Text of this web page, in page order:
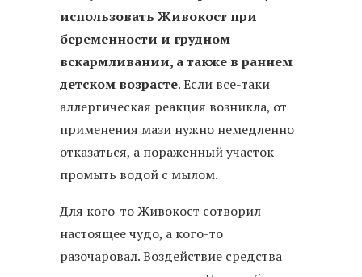
использовать Живокост при
беременности и грудном
вскармливании, а также в раннем
детском возрасте. Если все-таки
аллергическая реакция возникла, от
применения мази нужно немедленно
отказаться, а пораженный участок
промыть водой с мылом.
Для кого-то Живокост сотворил
настоящее чудо, а кого-то
разочаровал. Воздействие средства